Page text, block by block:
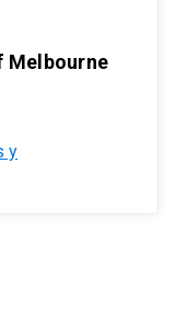
Melbourne
y